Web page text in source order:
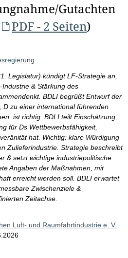
Gutachten
PDF - 2 Seiten)
Legislatur) kündigt LF-Strategie an,
& Stärkung des
BDLI begrüßt Entwurf der
D zu einer international führenden
ist richtig. BDLI teilt Einschätzung,
für Ds Wettbewerbsfähigkeit,
hat. Wichtig: klare Würdigung
Zulieferindustrie. Strategie beschreibt
& setzt wichtige industriepolitische
Angaben der Maßnahmen, mit
erreicht werden soll. BDLI erwartet
Zwischenziele &
Zeitachse.
Luft- und Raumfahrtindustrie e. V.